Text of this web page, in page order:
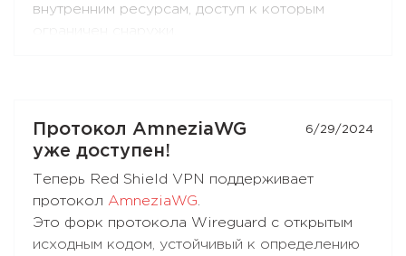
внутренним ресурсам, доступ к которым
Протокол AmneziaWG
уже доступен!
6/29/2024
Теперь Red Shield VPN поддерживает
протокол AmneziaWG.
Это форк протокола Wireguard с открытым
исходным кодом, устойчивый к определению